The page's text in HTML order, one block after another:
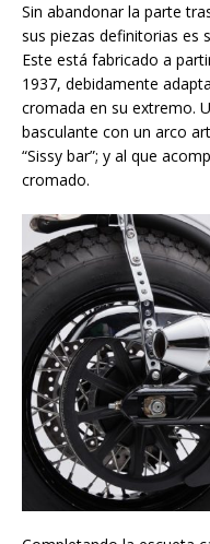
Sin abandonar la parte
sus piezas definitorias es
Este está fabricado a
1937, debidamente
cromada en su extremo.
basculante con un arco
“Sissy bar”; y al que
cromado.